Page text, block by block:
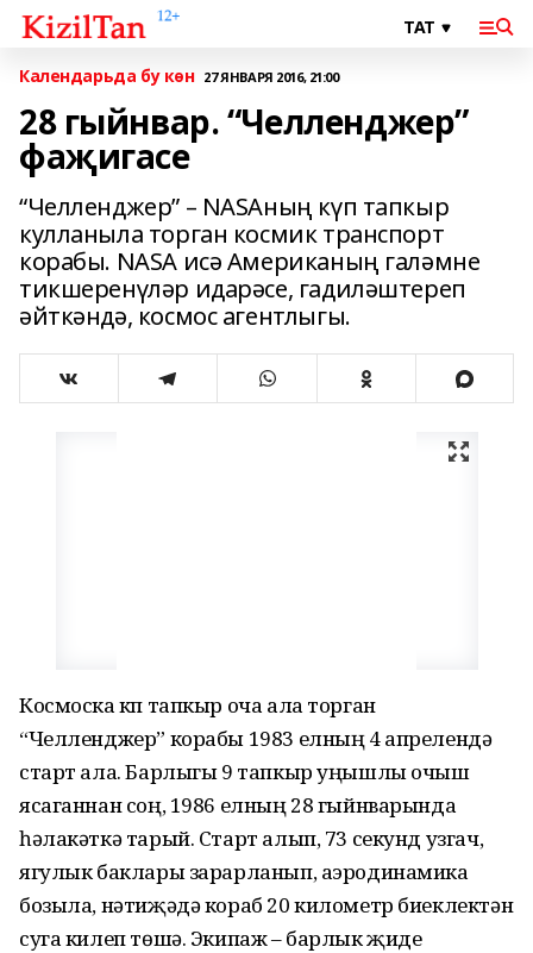
Календарьда бу көн 27 ЯНВАРЯ 2016, 21:00
28 гыйнвар. “Челленджер”
фаҗигасе
“Челленджер” – NASAның күп тапкыр
кулланыла торган космик транспорт
корабы. NASA исә Американың галәмне
тикшеренүләр идарәсе, гадиләштереп
әйткәндә, космос агентлыгы.
Космоска күп тапкыр оча ала торган
“Челленджер” корабы 1983 елның 4 апрелендә
старт ала. Барлыгы 9 тапкыр уңышлы очыш
ясаганнан соң, 1986 елның 28 гыйнварында
һәлакәткә тарый. Старт алып, 73 секунд узгач,
ягулык баклары зарарланып, аэродинамика
бозыла, нәтиҗәдә кораб 20 километр биеклектән
суга килеп төшә. Экипаж – барлык җиде